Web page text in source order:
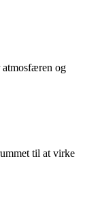
atmosfæren og
til at virke